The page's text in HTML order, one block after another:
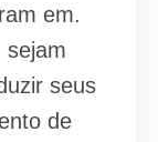
em.
sejam
seus
de